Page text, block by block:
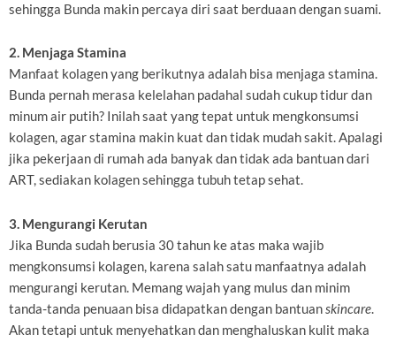
sehingga Bunda makin percaya diri saat berduaan dengan suami.
2. Menjaga Stamina
Manfaat kolagen yang berikutnya adalah bisa menjaga stamina.
Bunda pernah merasa kelelahan padahal sudah cukup tidur dan
minum air putih? Inilah saat yang tepat untuk mengkonsumsi
kolagen, agar stamina makin kuat dan tidak mudah sakit. Apalagi
jika pekerjaan di rumah ada banyak dan tidak ada bantuan dari
ART, sediakan kolagen sehingga tubuh tetap sehat.
3. Mengurangi Kerutan
Jika Bunda sudah berusia 30 tahun ke atas maka wajib
mengkonsumsi kolagen, karena salah satu manfaatnya adalah
mengurangi kerutan. Memang wajah yang mulus dan minim
tanda-tanda penuaan bisa didapatkan dengan bantuanskincare.
Akan tetapi untuk menyehatkan dan menghaluskan kulit maka